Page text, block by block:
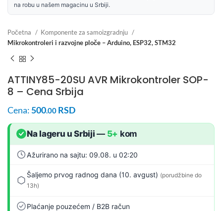
na robu u našem magacinu u Srbiji.
Početna
Komponente za samoizgradnju
Mikrokontroleri i razvojne ploče – Arduino, ESP32, STM32
ATTINY85-20SU AVR Mikrokontroler SOP-
8 – Cena Srbija
Cena:500.00 RSD
Na lageru u Srbiji — 5+ kom
Ažurirano na sajtu: 09.08. u 02:20
Šaljemo prvog radnog dana (10. avgust) (porudžbine do
13h)
Plaćanje pouzećem / B2B račun